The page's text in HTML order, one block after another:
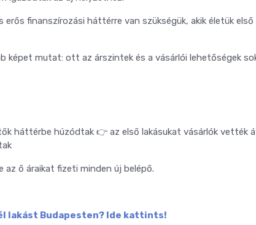
finanszírozási háttérre van szükségük, akik életük első
képet mutat: ott az árszintek és a vásárlói lehetőségek
háttérbe húzódtak 👉 az első lakásukat vásárlók vették
az ő áraikat fizeti minden új belépő.
lakást Budapesten? Ide kattints!